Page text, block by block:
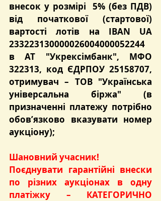
внесок у розмірі 5% (без ПДВ)
від початкової (стартової)
вартості лотів на
233223130000026004000052244
в АТ "Укрексімбанк"
322313, код ЄДРПОУ 25158707,
отримувач – ТОВ "Українська
універсальна біржа" (в
призначенні платежу потрібно
обов’язково вказувати номер
аукціону);
Шановний учасник!
Поєднувати гарантійні внески
по різних аукціонах в одну
платіжку – КАТЕГОРИЧНО